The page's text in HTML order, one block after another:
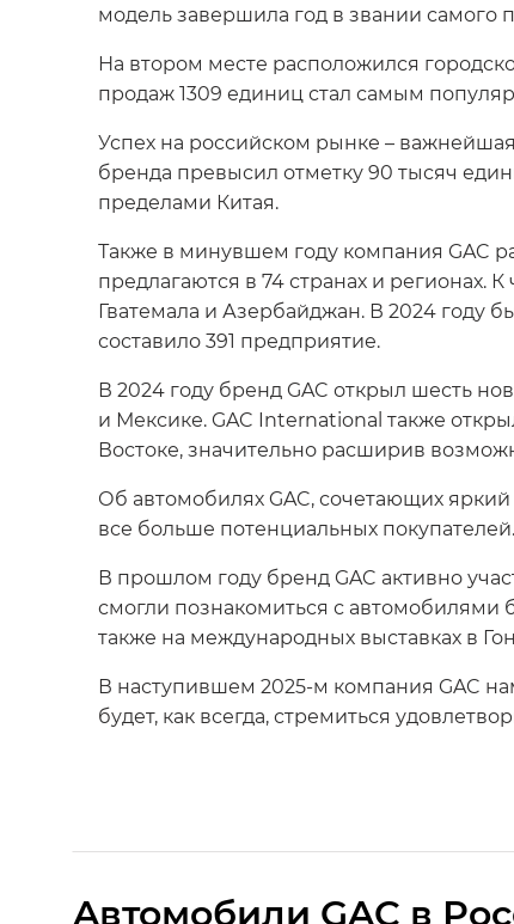
модель завершила год в звании самого
На втором месте расположился
продаж 1309 единиц стал самым
Успех на российском рынке –
бренда превысил отметку 90 тысяч
пределами Китая.
Также в минувшем году компания GAC
предлагаются в 74 странах и регионах.
Гватемала и Азербайджан. В 2024 году
составило 391 предприятие.
В 2024 году бренд GAC открыл шесть
и Мексике. GAC International также
Востоке, значительно расширив
Об автомобилях GAC, сочетающих
все больше потенциальных покупателей.
В прошлом году бренд GAC активно
смогли познакомиться с
также на международных выставках в
В наступившем 2025-м компания GAC
будет, как всегда, стремиться
Aвтомобили GAC в